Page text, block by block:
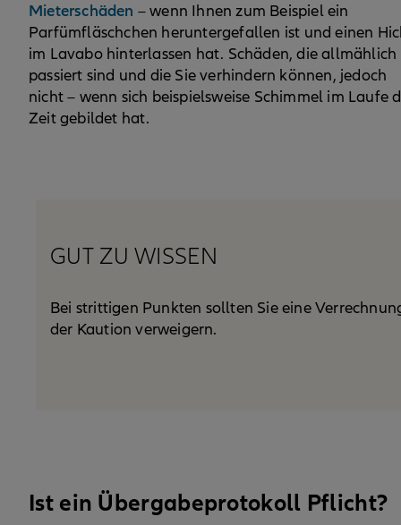
Mieterschäden – wenn Ihnen zum Beispiel ein
Parfümfläschchen heruntergefallen ist und einen
im Lavabo hinterlassen hat. Schäden, die allmählich
passiert sind und die Sie verhindern können, jedoch
nicht – wenn sich beispielsweise Schimmel im Laufe
Zeit gebildet hat.
GUT ZU WISSEN
Bei strittigen Punkten sollten Sie eine
der Kaution verweigern.
Ist ein Übergabeprotokoll Pflicht?